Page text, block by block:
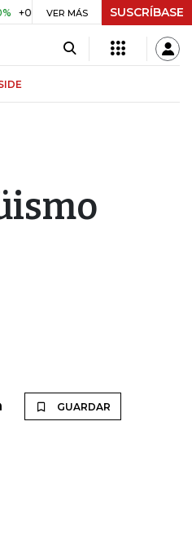
UVR $ 416,86 +$ 0,05 +0,01%
VER MÁS SUSCRÍBASE
GUARDAR